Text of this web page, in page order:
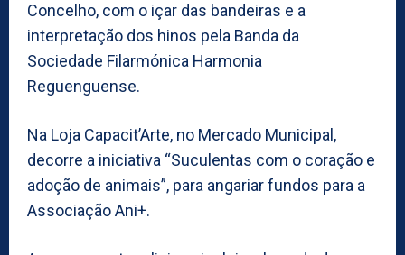
Concelho, com o içar das bandeiras e a
interpretação dos hinos pela Banda da
Sociedade Filarmónica Harmonia
Reguenguense.
Na Loja Capacit’Arte, no Mercado Municipal,
decorre a iniciativa “Suculentas com o coração e
adoção de animais”, para angariar fundos para a
Associação Ani+.